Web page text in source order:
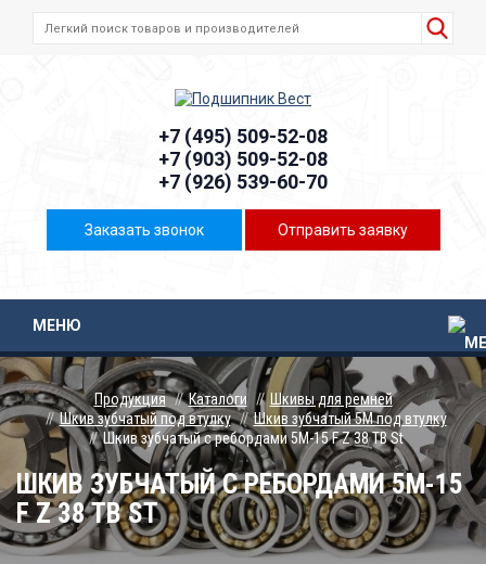
+7 (495) 509-52-08
+7 (903) 509-52-08
+7 (926) 539-60-70
Заказать звонок Отправить заявку
МЕНЮ
Продукция Каталоги
Шкивы для ремней
Шкив зубчатый под втулку
Шкив зубчатый 5М под втулку
Шкив зубчатый с ребордами 5M-15 F Z 38 TB St
ШКИВ ЗУБЧАТЫЙ С РЕБОРДАМИ 5M-15
F Z 38 TB ST